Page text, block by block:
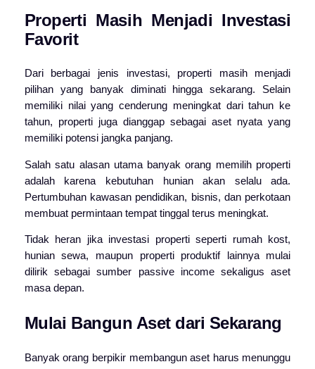
Properti Masih Menjadi Investasi
Favorit
Dari berbagai jenis investasi, properti masih menjadi
pilihan yang banyak diminati hingga sekarang. Selain
memiliki nilai yang cenderung meningkat dari tahun ke
tahun, properti juga dianggap sebagai aset nyata yang
memiliki potensi jangka panjang.
Salah satu alasan utama banyak orang memilih properti
adalah karena kebutuhan hunian akan selalu ada.
Pertumbuhan kawasan pendidikan, bisnis, dan perkotaan
membuat permintaan tempat tinggal terus meningkat.
Tidak heran jika investasi properti seperti rumah kost,
hunian sewa, maupun properti produktif lainnya mulai
dilirik sebagai sumber passive income sekaligus aset
masa depan.
Mulai Bangun Aset dari Sekarang
Banyak orang berpikir membangun aset harus menunggu